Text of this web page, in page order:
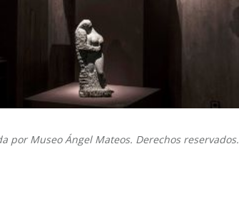
por Museo Ángel Mateos. Derechos reservados.